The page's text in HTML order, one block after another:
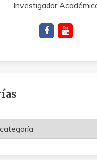
Investigador